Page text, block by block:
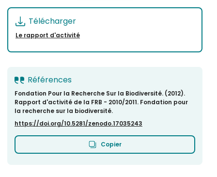
Télécharger
Le rapport d'activité
Références
Fondation Pour la Recherche Sur la Biodiversité. (2012).
Rapport d'activité de la FRB - 2010/2011. Fondation pour
la recherche sur la biodiversité.
https://doi.org/10.5281/zenodo.17035243
Copier